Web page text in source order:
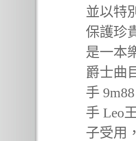
並以特
保護珍
是一本
爵士曲
手
手 Leo
子受用